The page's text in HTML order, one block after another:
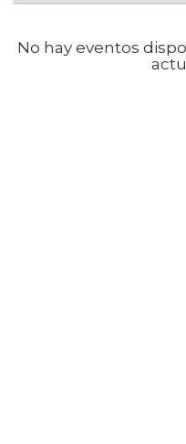
No hay eventos